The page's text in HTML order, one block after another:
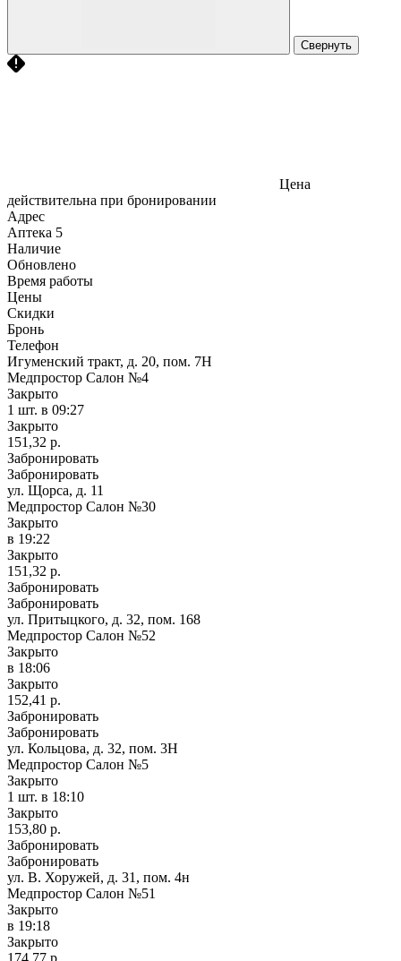
Свернуть
Цена
действительна при бронировании
Адрес
Аптека 5
Наличие
Обновлено
Время работы
Цены
Скидки
Бронь
Телефон
Игуменский тракт, д. 20, пом. 7Н
Медпростор Салон №4
Закрыто
1 шт. в 09:27
Закрыто
151,32 р.
Забронировать
Забронировать
ул. Щорса, д. 11
Медпростор Салон №30
Закрыто
в 19:22
Закрыто
151,32 р.
Забронировать
Забронировать
ул. Притыцкого, д. 32, пом. 168
Медпростор Салон №52
Закрыто
в 18:06
Закрыто
152,41 р.
Забронировать
Забронировать
ул. Кольцова, д. 32, пом. 3Н
Медпростор Салон №5
Закрыто
1 шт. в 18:10
Закрыто
153,80 р.
Забронировать
Забронировать
ул. В. Хоружей, д. 31, пом. 4н
Медпростор Салон №51
Закрыто
в 19:18
Закрыто
174,77 р.